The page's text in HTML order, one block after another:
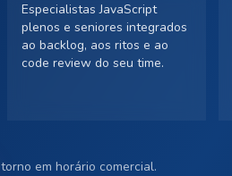
Especialistas JavaScript
plenos e seniores integrados
ao backlog, aos ritos e ao
code review do seu time.
em horário comercial.